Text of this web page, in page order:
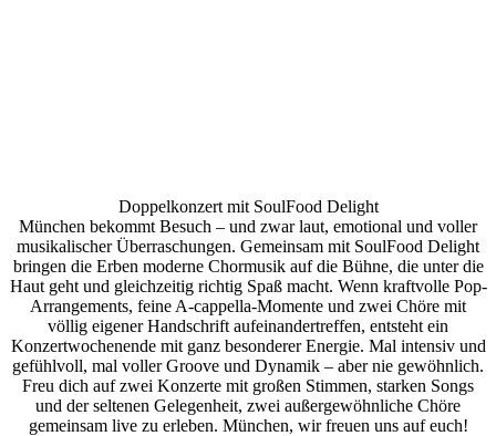
Doppelkonzert mit SoulFood Delight
München bekommt Besuch – und zwar laut, emotional und voller
musikalischer Überraschungen. Gemeinsam mit SoulFood Delight
bringen die Erben moderne Chormusik auf die Bühne, die unter die
Haut geht und gleichzeitig richtig Spaß macht. Wenn kraftvolle Pop-
Arrangements, feine A-cappella-Momente und zwei Chöre mit
völlig eigener Handschrift aufeinandertreffen, entsteht ein
Konzertwochenende mit ganz besonderer Energie. Mal intensiv und
gefühlvoll, mal voller Groove und Dynamik – aber nie gewöhnlich.
Freu dich auf zwei Konzerte mit großen Stimmen, starken Songs
und der seltenen Gelegenheit, zwei außergewöhnliche Chöre
gemeinsam live zu erleben. München, wir freuen uns auf euch!